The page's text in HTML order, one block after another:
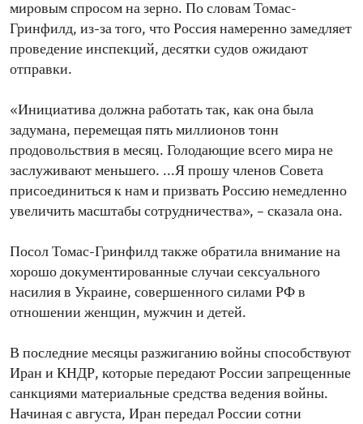
мировым спросом на зерно. По словам Томас-
Гринфилд, из-за того, что Россия намеренно замедляет
проведение инспекций, десятки судов ожидают
отправки.
«Инициатива должна работать так, как она была
задумана, перемещая пять миллионов тонн
продовольствия в месяц. Голодающие всего мира не
заслуживают меньшего. ...Я прошу членов Совета
присоединиться к нам и призвать Россию немедленно
увеличить масштабы сотрудничества», – сказала она.
Посол Томас-Гринфилд также обратила внимание на
хорошо документированные случаи сексуального
насилия в Украине, совершенного силами РФ в
отношении женщин, мужчин и детей.
В последние месяцы разжиганию войны способствуют
Иран и КНДР, которые передают России запрещенные
санкциями материальные средства ведения войны.
Начиная с августа, Иран передал России сотни